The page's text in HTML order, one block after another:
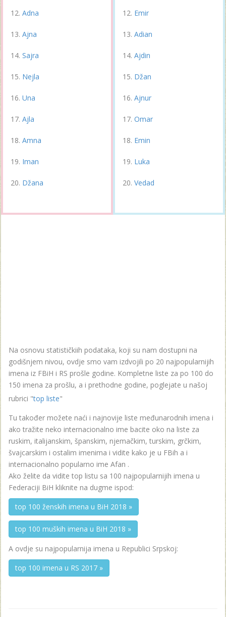
Adna
Ajna
Sajra
Nejla
Una
Ajla
Amna
Iman
Džana
Emir
Adian
Ajdin
Džan
Ajnur
Omar
Emin
Luka
Vedad
Na osnovu statističkiih podataka, koji su nam dostupni na
godišnjem nivou, ovdje smo vam izdvojili po 20 najpopularnijih
imena iz FBiH i RS prošle godine. Kompletne liste za po 100 do
150 imena za prošlu, a i prethodne godine, poglejate u našoj
rubrici "top liste"
Tu također možete naći i najnovije liste međunarodnih imena i
ako tražite neko internacionalno ime bacite oko na liste za
ruskim, italijanskim, španskim, njemačkim, turskim, grčkim,
švajcarskim i ostalim imenima i vidite kako je u FBih a i
internacionalno popularno ime Afan .
Ako želite da vidite top listu sa 100 najpopularnijih imena u
Federaciji BiH kliknite na dugme ispod:
top 100 ženskih imena u BiH 2018 »
top 100 muških imena u BiH 2018 »
A ovdje su najpopularnija imena u Republici Srpskoj:
top 100 imena u RS 2017 »